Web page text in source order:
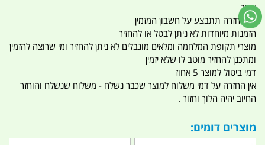
אוויר
כל החזרה תתבצע על חשבון המזמין
הזמנות מיוחדות לא ניתן לבטל או להחזיר
מוצרי תקופת המלחמה ומלאים מוגבלים לא ניתן להחזיר ומי שרוצה להזמין
ומתכנן להחזיר מוטב לו שלא יזמין
דמי ביטול למוצר 5 אחוז
אין החזרה על דמי משלוח למוצר שכבר נשלח - משלוח שנשלח והוחזר
החיוב יהיה הלוך וחזור .
מוצרים דומים: